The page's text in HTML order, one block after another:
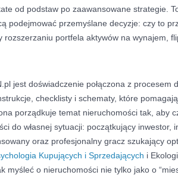
od podstaw po zaawansowane strategie.
podejmować przemyślane decyzje: czy to
rozszerzaniu portfela aktywów na wynajem,
jest doświadczenie połączona z procesem
checklisty i schematy, które
porządkuje temat nieruchomości tak, aby
do własnej sytuacji: początkujący inwestor,
oraz profesjonalny gracz szukający
Kupujących i Sprzedających i
myśleć o nieruchomości nie tylko jako o